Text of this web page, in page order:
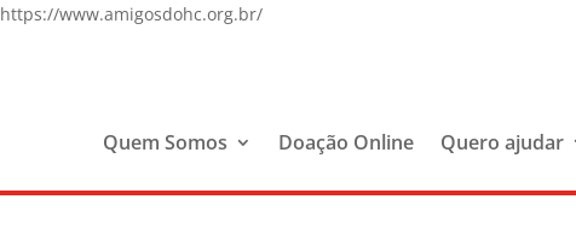
https://www.amigosdohc.org.br/
Quem Somos Doação Online Quero ajudar